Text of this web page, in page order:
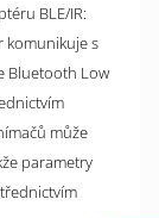
BLE/IR:
komunikuje s
Bluetooth Low
může
parametry